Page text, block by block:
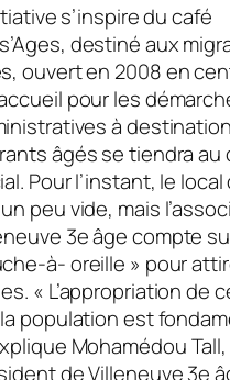
s’inspire du café
destiné aux
ouvert en 2008 en
pour les
à
âgés se tiendra au
Pour l’instant, le local
peu vide, mais
3e âge compte
à- oreille » pour
« L’appropriation de
population est
Mohamédou Tall,
de Villeneuve 3e